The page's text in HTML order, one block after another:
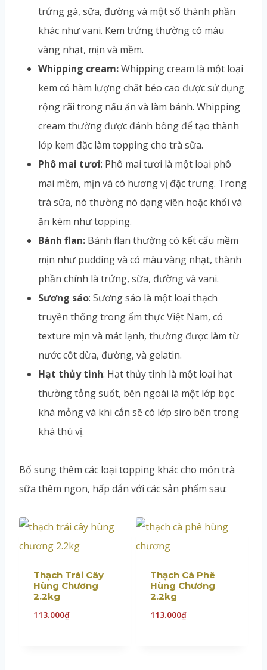
trứng gà, sữa, đường và một số thành phần
khác như vani. Kem trứng thường có màu
vàng nhạt, mịn và mềm.
Whipping cream:Whipping cream là một loại
kem có hàm lượng chất béo cao được sử dụng
rộng rãi trong nấu ăn và làm bánh. Whipping
cream thường được đánh bông để tạo thành
lớp kem đặc làm topping cho trà sữa.
Phô mai tươi: Phô mai tươi là một loại phô
mai mềm, mịn và có hương vị đặc trưng. Trong
trà sữa, nó thường nó dạng viên hoặc khối và
ăn kèm như topping.
Bánh flan: Bánh flan thường có kết cấu mềm
mịn như pudding và có màu vàng nhạt, thành
phần chính là trứng, sữa, đường và vani.
Sương sáo: Sương sáo là một loại thạch
truyền thống trong ẩm thực Việt Nam, có
texture mịn và mát lạnh, thường được làm từ
nước cốt dừa, đường, và gelatin.
Hạt thủy tinh: Hạt thủy tinh là một loại hạt
thường tỏng suốt, bên ngoài là một lớp bọc
khá mỏng và khi cắn sẽ có lớp siro bên trong
khá thú vị.
Bổ sung thêm các loại topping khác cho món trà
sữa thêm ngon, hấp dẫn với các sản phẩm sau:
Thạch Trái Cây
Hùng Chương
2.2kg
113.000₫
Thạch Cà Phê
Hùng Chương
2.2kg
113.000₫